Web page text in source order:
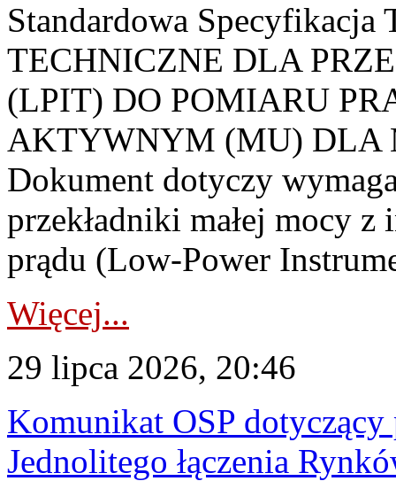
Standardowa
TECHNICZNE DLA
(LPIT) DO POMIARU
AKTYWNYM (MU) DLA
Dokument dotyczy
przekładniki małej mocy
prądu (Low-Power
Więcej...
29 lipca 2026, 20:46
Komunikat OSP
Jednolitego łączenia